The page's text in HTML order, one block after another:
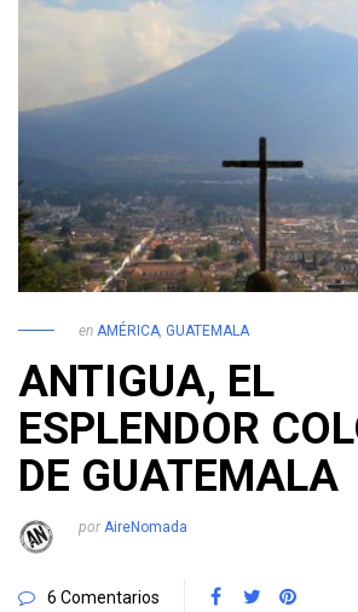
en AMÉRICA, GUATEMALA
ANTIGUA, EL
ESPLENDOR
DE GUATEMALA
por AireNomada
6 Comentarios